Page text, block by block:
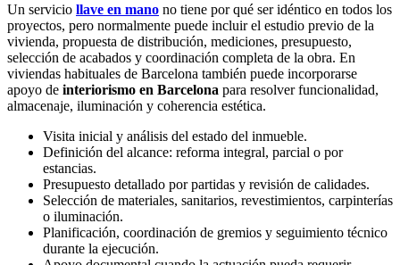
Un servicio llave en mano no tiene por qué ser idéntico en todos los
proyectos, pero normalmente puede incluir el estudio previo de la
vivienda, propuesta de distribución, mediciones, presupuesto,
selección de acabados y coordinación completa de la obra. En
viviendas habituales de Barcelona también puede incorporarse
apoyo de interiorismo en Barcelona para resolver funcionalidad,
almacenaje, iluminación y coherencia estética.
Visita inicial y análisis del estado del inmueble.
Definición del alcance: reforma integral, parcial o por
estancias.
Presupuesto detallado por partidas y revisión de calidades.
Selección de materiales, sanitarios, revestimientos, carpinterías
o iluminación.
Planificación, coordinación de gremios y seguimiento técnico
durante la ejecución.